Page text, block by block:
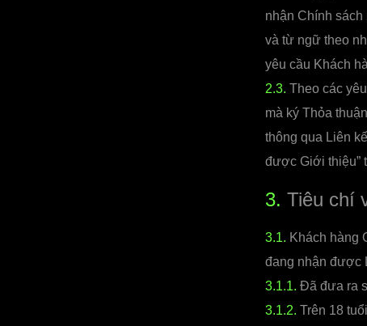
nhận Chính
và từ ngữ theo
yêu cầu Khách
2.3. Theo các
mà ký Thỏa
thông qua Liên
được Giới thiệu”
3. Tiêu chí
3.1. Khách hàng
đang nhận được
3.1.1. Đã đưa ra
3.1.2. Trên 18